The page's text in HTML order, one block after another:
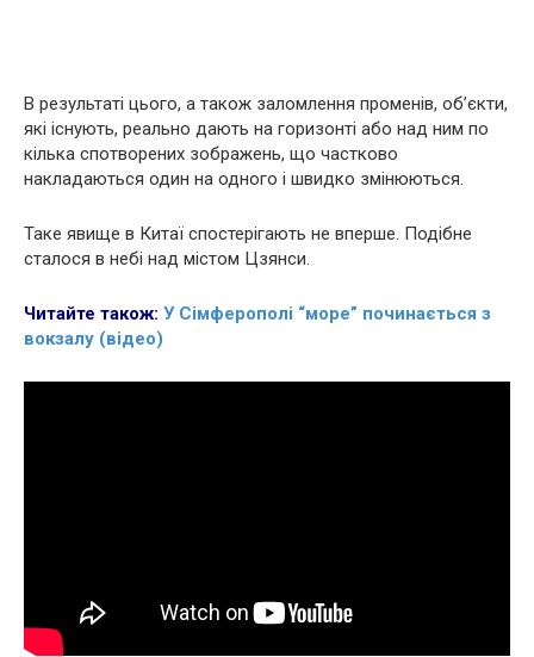
В результаті цього, а також заломлення променів, об’єкти,
які існують, реально дають на горизонті або над ним по
кілька спотворених зображень, що частково
накладаються один на одного і швидко змінюються.
Таке явище в Китаї спостерігають не вперше. Подібне
сталося в небі над містом Цзянси.
Читайте також: У Сімферополі “море” починається з
вокзалу (відео)